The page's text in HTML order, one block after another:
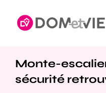
Monte-
sécurité